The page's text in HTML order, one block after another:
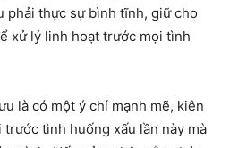
phải thực sự bình tĩnh, giữ cho
xử lý linh hoạt trước mọi tình
là có một ý chí mạnh mẽ, kiên
tình huống xấu lần này mà